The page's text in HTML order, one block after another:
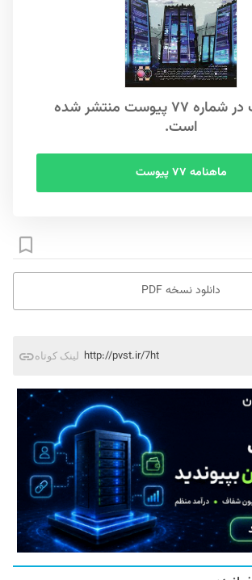
این مطلب در شماره ۷۷ پیوست منتشر شده
است.
ماهنامه ۷۷ پیوست
دانلود نسخه PDF
لینک کوتاه http://pvst.ir/7ht